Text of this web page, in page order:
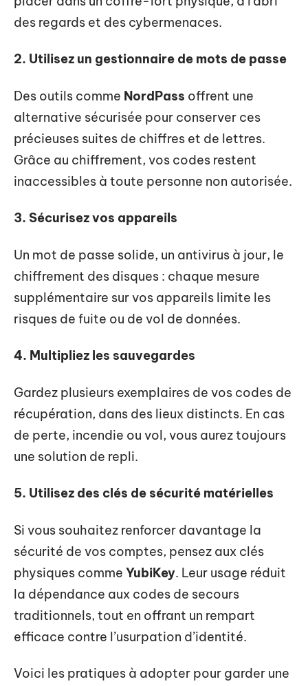
des regards et des cybermenaces.
2. Utilisez un gestionnaire de mots de passe
Des outils comme NordPass offrent une
alternative sécurisée pour conserver ces
précieuses suites de chiffres et de lettres.
Grâce au chiffrement, vos codes restent
inaccessibles à toute personne non autorisée.
3. Sécurisez vos appareils
Un mot de passe solide, un antivirus à jour, le
chiffrement des disques : chaque mesure
supplémentaire sur vos appareils limite les
risques de fuite ou de vol de données.
4. Multipliez les sauvegardes
Gardez plusieurs exemplaires de vos codes de
récupération, dans des lieux distincts. En cas
de perte, incendie ou vol, vous aurez toujours
une solution de repli.
5. Utilisez des clés de sécurité matérielles
Si vous souhaitez renforcer davantage la
sécurité de vos comptes, pensez aux clés
physiques comme YubiKey. Leur usage réduit
la dépendance aux codes de secours
traditionnels, tout en offrant un rempart
efficace contre l’usurpation d’identité.
Voici les pratiques à adopter pour garder une